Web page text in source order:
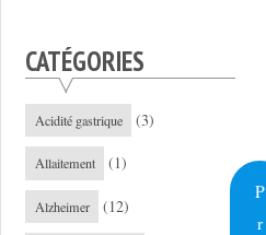
CATÉGORIES
Acidité gastrique (3)
Allaitement (1)
Alzheimer (12)
P
r